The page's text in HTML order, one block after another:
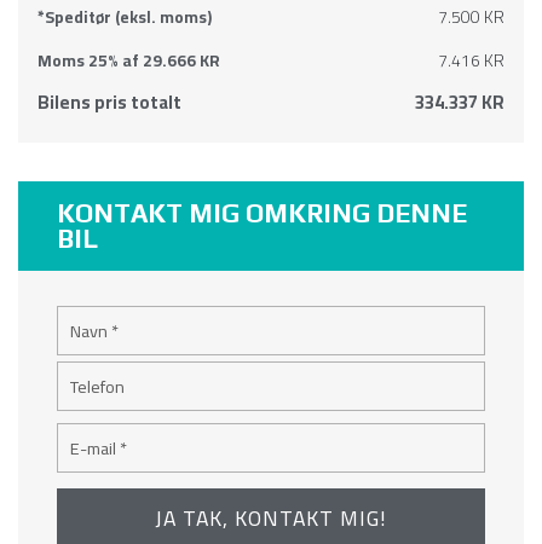
*Speditør (eksl. moms)
7.500 KR
Moms 25% af 29.666 KR
7.416 KR
Bilens pris totalt 334.337 KR
KONTAKT MIG OMKRING DENNE
BIL